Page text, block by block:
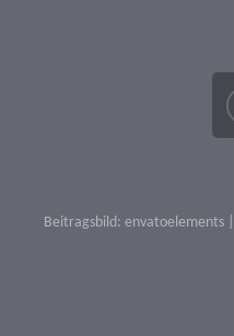
Beitragsbild: envatoelements